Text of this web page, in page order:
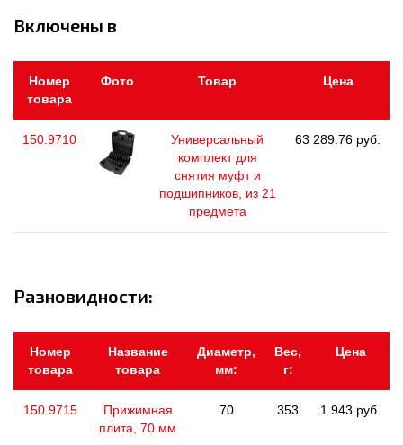
Включены в
Номер
товара
Фото Товар Цена
150.9710
Универсальный
комплект для
снятия муфт и
подшипников, из 21
предмета
63 289.76 руб.
Разновидности:
Номер
товара
Название
товара
Диаметр,
мм:
Вес,
г:
Цена
150.9715
Прижимная
плита, 70 мм
70 353 1 943 руб.